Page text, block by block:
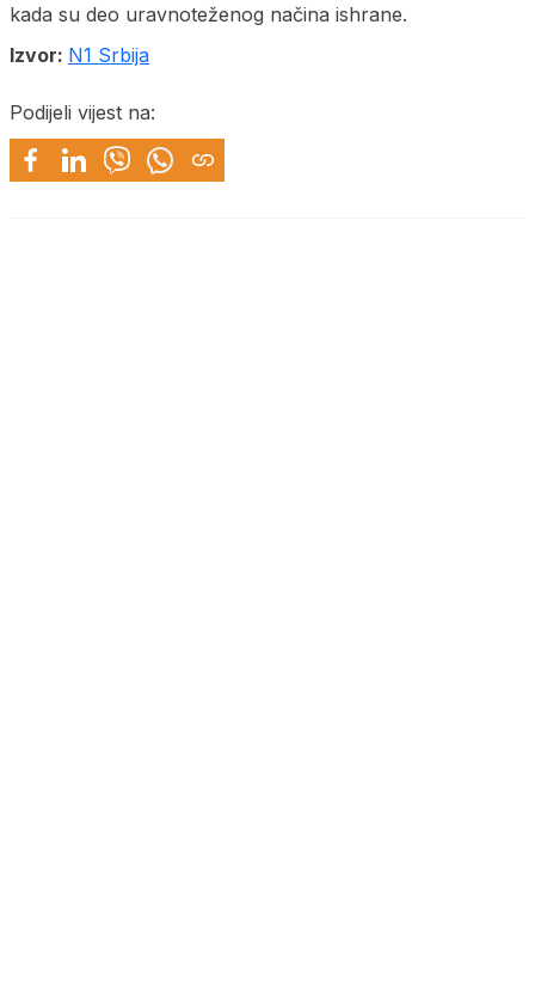
kada su deo uravnoteženog načina ishrane.
Izvor: N1 Srbija
Podijeli vijest na: